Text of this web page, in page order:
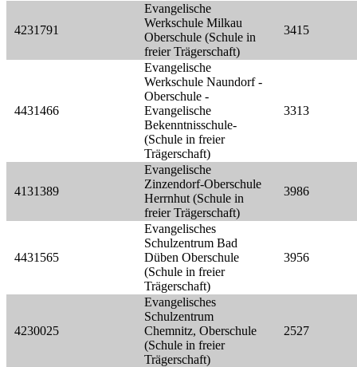
4231791
Evangelische
Werkschule Milkau
Oberschule (Schule in
freier Trägerschaft)
3415
4431466
Evangelische
Werkschule Naundorf -
Oberschule -
Evangelische
Bekenntnisschule-
(Schule in freier
Trägerschaft)
3313
4131389
Evangelische
Zinzendorf-Oberschule
Herrnhut (Schule in
freier Trägerschaft)
3986
4431565
Evangelisches
Schulzentrum Bad
Düben Oberschule
(Schule in freier
Trägerschaft)
3956
4230025
Evangelisches
Schulzentrum
Chemnitz, Oberschule
(Schule in freier
Trägerschaft)
2527